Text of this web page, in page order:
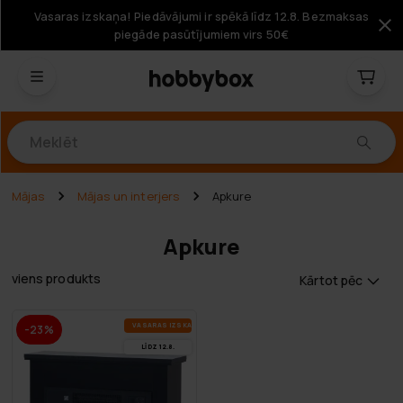
Vasaras izskaņa! Piedāvājumi ir spēkā līdz 12.8. Bezmaksas
piegāde pasūtījumiem virs 50€
Mājas Mājas un interjers Apkure
Apkure
viens produkts Kārtot pēc
-23% VA­SA­RAS IZ­SKA­ŅA
LĪDZ 12.8.